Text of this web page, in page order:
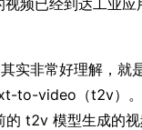
频已经到达工业
实非常好理解，就
to-video（t2v）
t2v 模型生成的